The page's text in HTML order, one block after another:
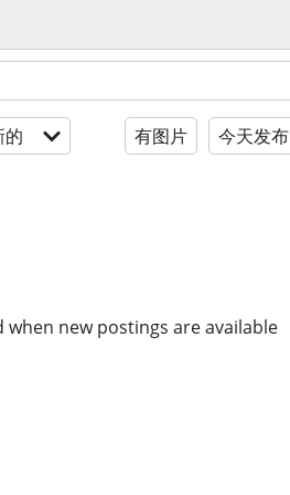
的 有图片 今天发布
new postings are available